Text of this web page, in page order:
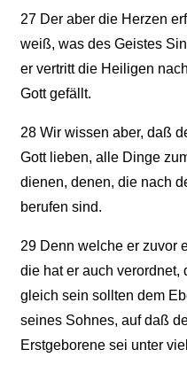
27Der aber die Herzen
weiß, was des Geistes
er vertritt die Heiligen
Gott gefällt.
28Wir wissen aber, daß
Gott lieben, alle Dinge
dienen, denen, die nach
berufen sind.
29Denn welche er zuvor
die hat er auch verordnet,
gleich sein sollten dem
seines Sohnes, auf daß
Erstgeborene sei unter